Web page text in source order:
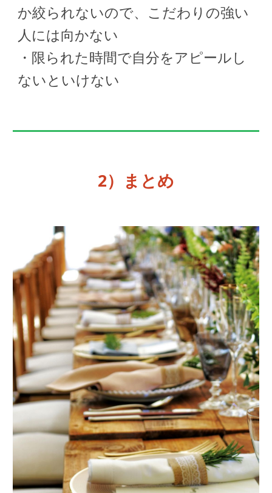
か絞られないので、こだわりの強い
人には向かない
・限られた時間で自分をアピールし
ないといけない
2）まとめ